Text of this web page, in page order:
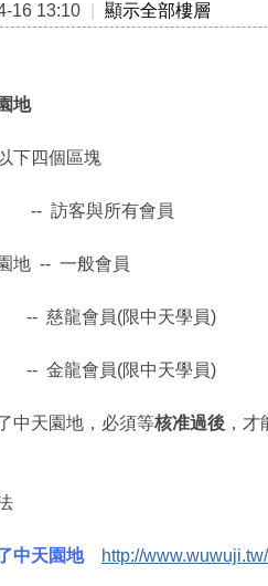
16 13:10 顯示全部樓層
地
下四個區塊
訪客與所有會員
地 -- 一般會員
慈龍會員(限中天學員)
龍會員(限中天學員)
中天園地，必須等核准過後 ，
中天園地 http://